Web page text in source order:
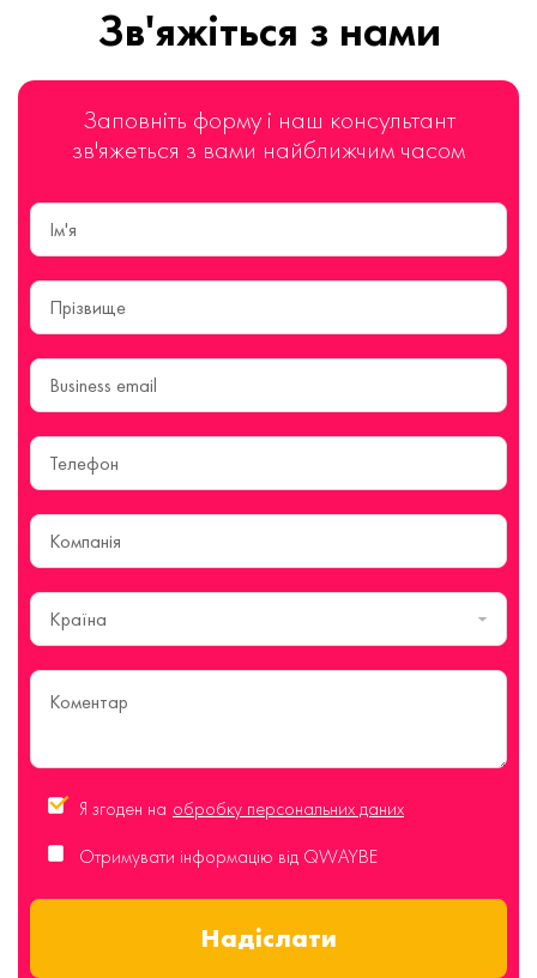
Зв'яжіться з нами
Заповніть форму і наш консультант
зв'яжеться з вами найближчим часом
Країна
Я згоден на обробку персональних даних
Отримувати інформацію від QWAYBE
Надіслати